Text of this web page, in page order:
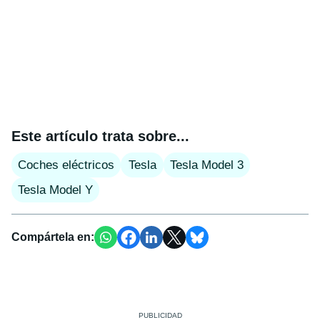
Este artículo trata sobre...
Coches eléctricos Tesla
Tesla Model 3
Tesla Model Y
Compártela en: